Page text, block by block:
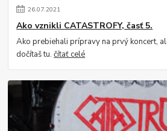
26.07.2021
Ako vznikli CATASTROFY, časť 5.
Ako prebiehali prípravy na prvý koncert,
dočítaš tu.čítať celé